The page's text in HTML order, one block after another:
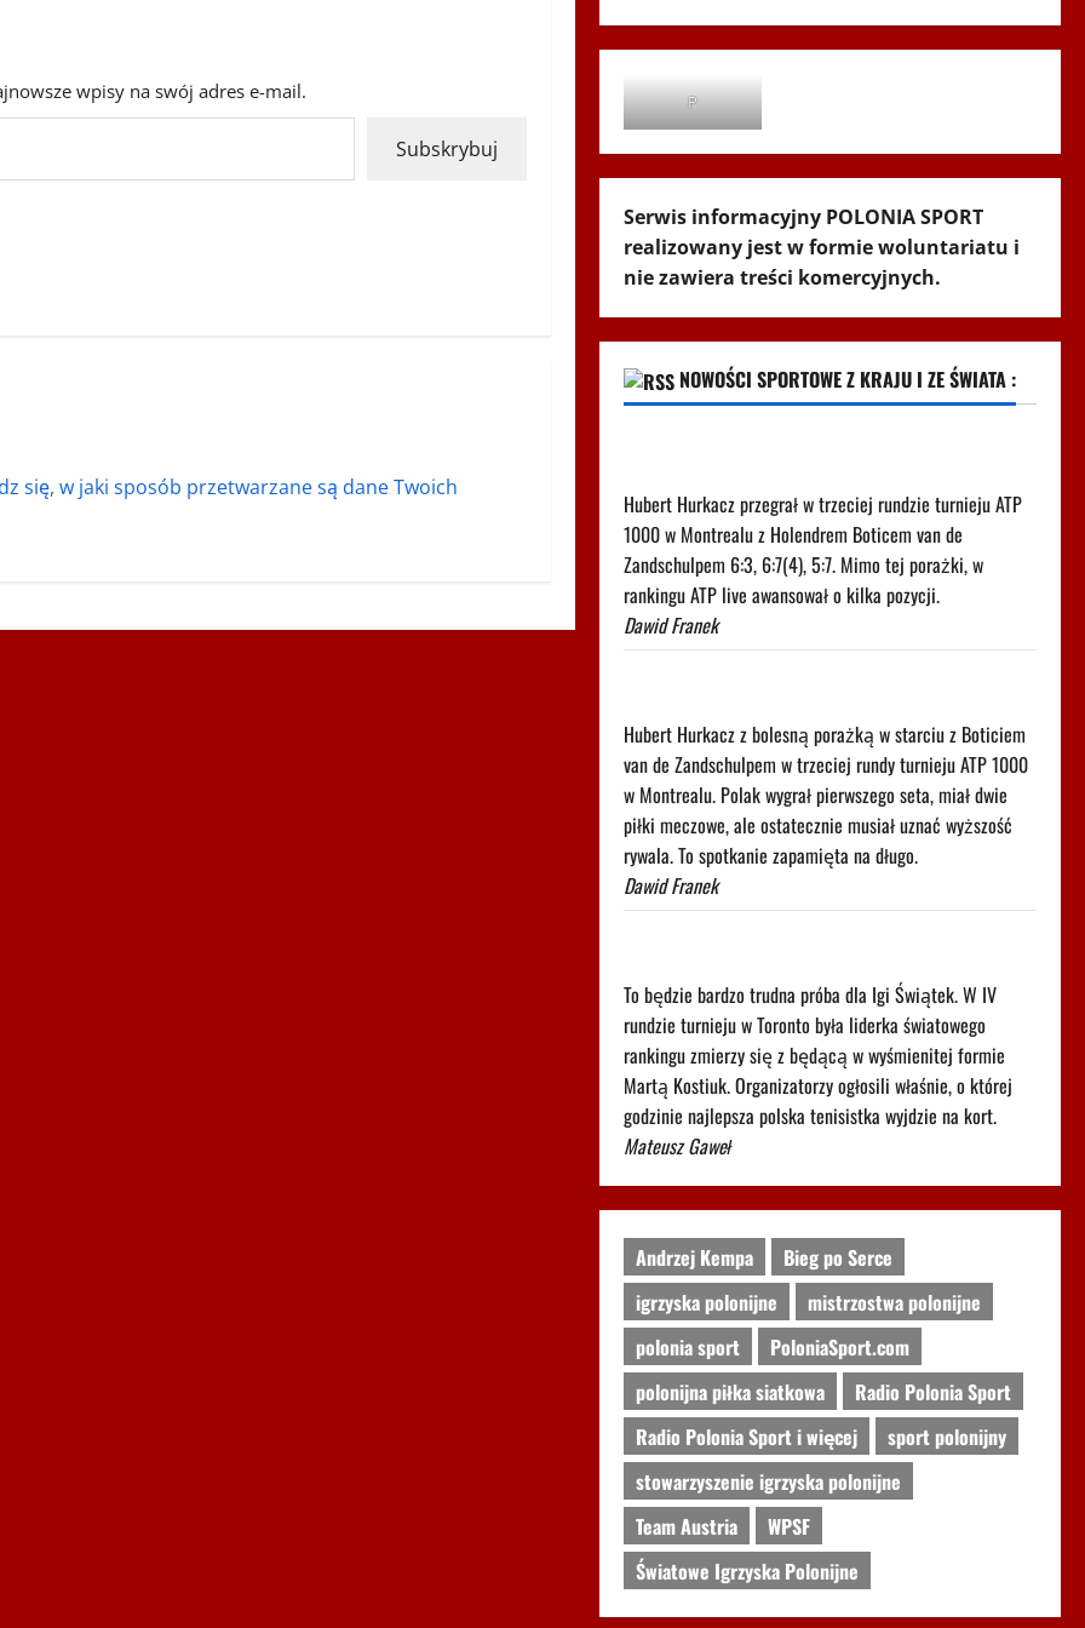
wpisy na swój adres e-mail.
Subskrybuj
się, w jaki sposób przetwarzane są dane Twoich
P
Serwis informacyjny POLONIA SPORT
realizowany jest w formie woluntariatu i
nie zawiera treści komercyjnych.
NOWOŚCI SPORTOWE Z KRAJU I ZE ŚWIATA :
Hubert Hurkacz przegrał w trzeciej rundzie turnieju ATP
1000 w Montrealu z Holendrem Boticem van de
Zandschulpem 6:3, 6:7(4), 5:7. Mimo tej porażki, w
rankingu ATP live awansował o kilka pozycji.
Dawid Franek
Hubert Hurkacz z bolesną porażką w starciu z Boticiem
van de Zandschulpem w trzeciej rundy turnieju ATP 1000
w Montrealu. Polak wygrał pierwszego seta, miał dwie
piłki meczowe, ale ostatecznie musiał uznać wyższość
rywala. To spotkanie zapamięta na długo.
Dawid Franek
To będzie bardzo trudna próba dla Igi Świątek. W IV
rundzie turnieju w Toronto była liderka światowego
rankingu zmierzy się z będącą w wyśmienitej formie
Martą Kostiuk. Organizatorzy ogłosili właśnie, o której
godzinie najlepsza polska tenisistka wyjdzie na kort.
Mateusz Gaweł
Andrzej Kempa
Bieg po Serce
igrzyska polonijne
mistrzostwa polonijne
polonia sport
PoloniaSport.com
polonijna piłka siatkowa
Radio Polonia Sport
Radio Polonia Sport i więcej
sport polonijny
stowarzyszenie igrzyska polonijne
Team Austria
WPSF
Światowe Igrzyska Polonijne